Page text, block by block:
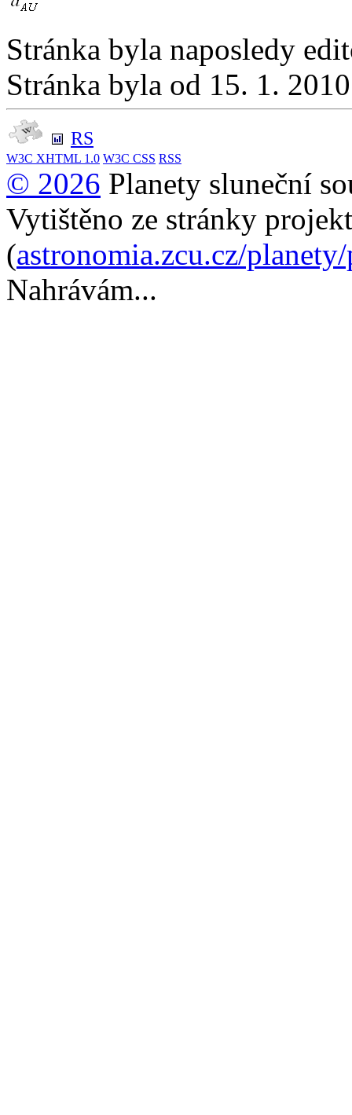
Stránka byla naposledy
Stránka byla od 15. 1.
RS
W3C XHTML 1.0 W3C CSS RSS
© 2026 Planety sluneční
Vytištěno ze stránky
(astronomia.zcu.cz/
Nahrávám...